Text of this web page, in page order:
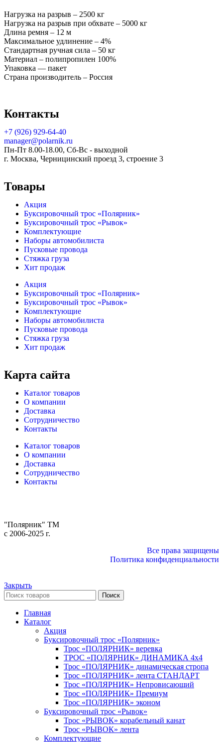
Нагрузка на разрыв – 2500 кг
Нагрузка на разрыв при обхвате – 5000 кг
Длина ремня – 12 м
Максимальное удлинение – 4%
Стандартная ручная сила – 50 кг
Материал – полипропилен 100%
Упаковка — пакет
Страна производитель – Россия
Контакты
+7 (926) 929-64-40
manager@polarnik.ru
Пн-Пт 8.00-18.00, Сб-Вс - выходной
г. Москва, Черницинский проезд 3, строение 3
Товары
Акция
Буксировочный трос «Полярник»
Буксировочный трос «Рывок»
Комплектующие
Наборы автомобилиста
Пусковые провода
Стяжка груза
Хит продаж
Акция
Буксировочный трос «Полярник»
Буксировочный трос «Рывок»
Комплектующие
Наборы автомобилиста
Пусковые провода
Стяжка груза
Хит продаж
Карта сайта
Каталог товаров
О компании
Доставка
Сотрудничество
Контакты
Каталог товаров
О компании
Доставка
Сотрудничество
Контакты
"Полярник" TM
c 2006-2025 г.
Все права защищены
Политика конфиденциальности
Закрыть
Поиск
Главная
Каталог
Акция
Буксировочный трос «Полярник»
Трос «ПОЛЯРНИК» веревка
ТРОС «ПОЛЯРНИК» ДИНАМИКА 4х4
Трос «ПОЛЯРНИК» динамическая стропа
Трос «ПОЛЯРНИК» лента СТАНДАРТ
Трос «ПОЛЯРНИК» Непровисающий
Трос «ПОЛЯРНИК» Премиум
Трос «ПОЛЯРНИК» эконом
Буксировочный трос «Рывок»
Трос «РЫВОК» корабельный канат
Трос «РЫВОК» лента
Комплектующие